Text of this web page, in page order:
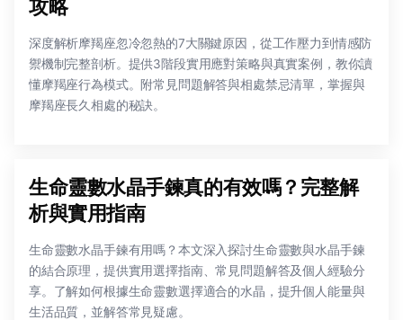
攻略
深度解析摩羯座忽冷忽熱的7大關鍵原因，從工作壓力到情感防
禦機制完整剖析。提供3階段實用應對策略與真實案例，教你讀
懂摩羯座行為模式。附常見問題解答與相處禁忌清單，掌握與
摩羯座長久相處的秘訣。
生命靈數水晶手鍊真的有效嗎？完整解
析與實用指南
生命靈數水晶手鍊有用嗎？本文深入探討生命靈數與水晶手鍊
的結合原理，提供實用選擇指南、常見問題解答及個人經驗分
享。了解如何根據生命靈數選擇適合的水晶，提升個人能量與
生活品質，並解答常見疑慮。